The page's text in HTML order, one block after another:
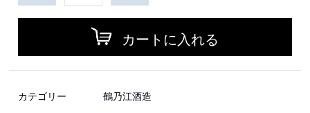
カートに入れる
カテゴリー 鶴乃江酒造